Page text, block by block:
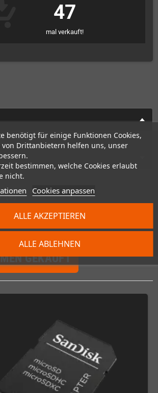
benötigt für einige Funktionen Cookies,
von Drittanbietern helfen uns, unser
bestimmen, welche Cookies erlaubt
nicht.
Cookies anpassen
ALLE ABLEHNEN
ALLE AKZEPTIEREN
47
mal verkauft!
(0)
ersten schreiben?
GEKAUFT